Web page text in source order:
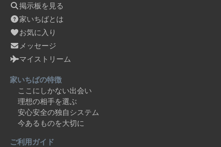
掲示板を見る
家いちばとは
お気に入り
メッセージ
マイストリーム
家いちばの特徴
ここにしかない出会い
理想の相手を選ぶ
安心安全の独自システム
今あるものを大切に
ご利用ガイド